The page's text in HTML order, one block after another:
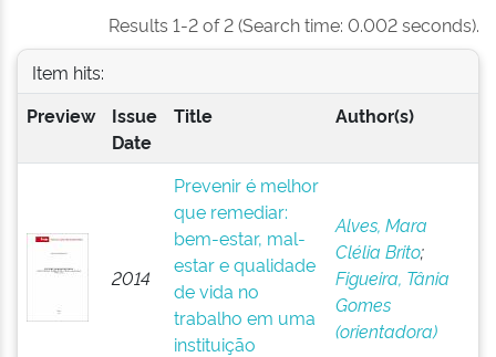
Results 1-2 of 2 (Search time: 0.002 seconds).
Item hits:
Preview
Issue
Date
Title Author(s)
2014
Prevenir é melhor
que remediar:
bem-estar, mal-
estar e qualidade
de vida no
trabalho em uma
instituição
Alves, Mara
Clélia Brito;
Figueira, Tânia
Gomes
(orientadora)